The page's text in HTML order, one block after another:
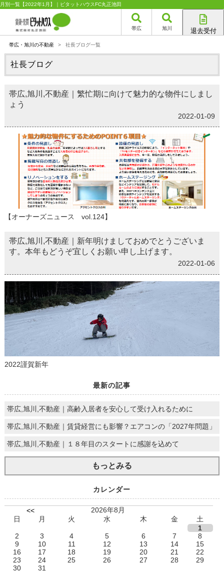
月別一覧【2022年1月】｜ピタットハウスFC丸正池田
帯広 旭川 退去受付
帯広・旭川の不動産 > 社長ブログ一覧
社長ブログ
帯広,旭川,不動産｜繁忙期に向けて魅力的な物件にしまし
ょう
2022-01-09
【オーナーズニュース vol.124】
帯広,旭川,不動産｜新年明けましておめでとうございま
す。本年もどうぞ宜しくお願い申し上げます。
2022-01-06
2022謹賀新年
最新の記事
帯広,旭川,不動産｜高齢入居者を安心して受け入れるために
帯広,旭川,不動産｜賃貸経営にも影響？エアコンの「2027年問題」
帯広,旭川,不動産｜１８年目のスタートに感謝を込めて
もっとみる
カレンダー
<<
2026年8月
日
月 火 水 木 金
土
1
2
3 4 5 6 7
8
9
10 11 12 13 14
15
16
17 18 19 20 21
22
23
24 25 26 27 28
29
30
31